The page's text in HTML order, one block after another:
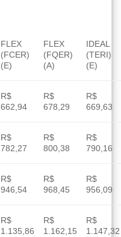
FLEX
(FCER)
(E)
FLEX
(FQER)
(A)
IDEAL
(TERI)
(E)
R$
662,94
R$
678,29
R$
669,63
R$
782,27
R$
800,38
R$
790,16
R$
946,54
R$
968,45
R$
956,09
R$
1.135,86
R$
1.162,15
R$
1.147,32